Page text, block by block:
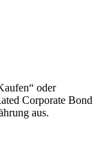
oder
Corporate Bond
aus.